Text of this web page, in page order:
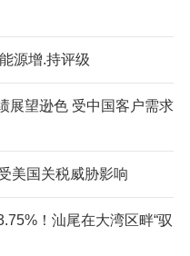
源增.持评级
展望逊色 受中国客户需求
美国关税威胁影响
！汕尾在大湾区畔“驭